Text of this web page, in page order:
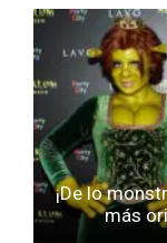
¡De lo
más